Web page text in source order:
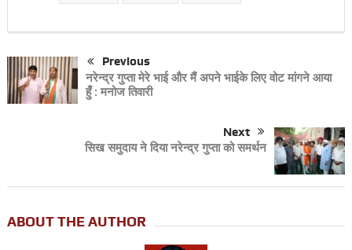
Previous
नरेन्द्र गुप्ता मेरे भाई और मैं अपने भाईके लिए वोट मांगने आया
हुँ : मनोज तिवारी
Next
सिख समुदाय ने दिया नरेन्द्र गुप्ता को समर्थन
ABOUT THE AUTHOR